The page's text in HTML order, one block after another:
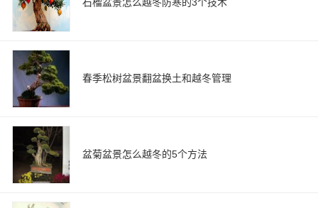
春季松树盆景翻盆换土和越冬管理
盆菊盆景怎么越冬的5个方法